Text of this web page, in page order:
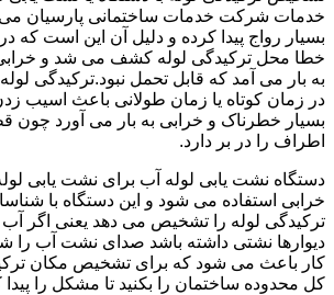
خدمات شرکت خدمات ساختمانی پارسیان می
بسیار رواج پیدا کرده و دلیل آن این است که
خطا محل ترکیدگی لوله کشف می شد و
به بار می آمد که قابل تحمل نبود.ترکیدگی
در زمان کوتاه یا زمان طولانی باعث اسیب
بسیار خطرناک و خرابی به بار می آورد چون
اطراف را در بر دارد.
دستگاه نشت یابی لوله آب برای نشت یابی
خرابی استفاده می شود و این دستگاه با
ترکیدگی لوله را تشخیص می دهد یعنی اگر آب
دیوارها نشتی داشته باشد صدای نشت آب را
کار باعث می شود که برای تشخیص مکان
کل محدوده ساختمان را بکنید تا مشکل را پیدا